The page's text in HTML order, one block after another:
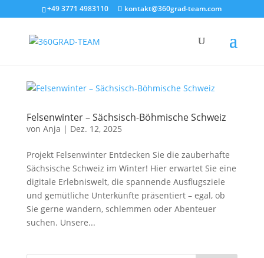
+49 3771 4983110 kontakt@360grad-team.com
Felsenwinter – Sächsisch-Böhmische Schweiz
von Anja | Dez. 12, 2025
Projekt Felsenwinter Entdecken Sie die zauberhafte
Sächsische Schweiz im Winter! Hier erwartet Sie eine
digitale Erlebniswelt, die spannende Ausflugsziele
und gemütliche Unterkünfte präsentiert – egal, ob
Sie gerne wandern, schlemmen oder Abenteuer
suchen. Unsere...